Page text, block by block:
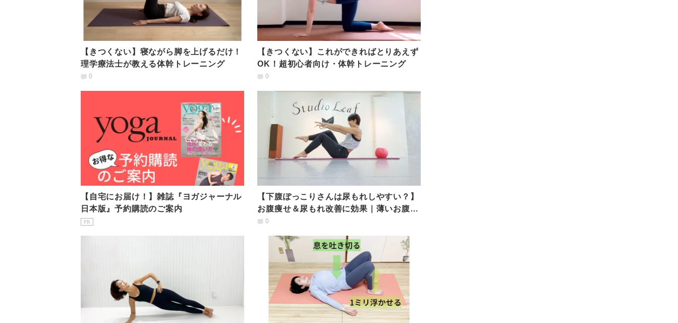
【きつくない】寝ながら脚を上げるだけ！
理学療法士が教える体幹トレーニング
0
【きつくない】これができればとりあえず
OK！超初心者向け・体幹トレーニング
0
【自宅にお届け！】雑誌『ヨガジャーナル
日本版』予約購読のご案内
PR
【下腹ぽっこりさんは尿もれしやすい？】
お腹痩せ＆尿もれ改善に効果｜薄いお腹を
作る万能エクササイズ
0